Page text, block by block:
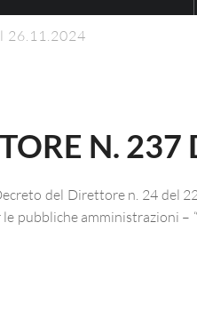
26.11.2024
N.
del Direttore n. 24 del
pubbliche amministrazioni –